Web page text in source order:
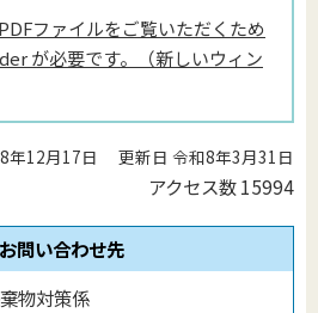
PDFファイルをご覧いただくため
が必要です。（新しいウィン
年12月17日 更新日 令和8年3月31日
アクセス数15994
問い合わせ先
物対策係